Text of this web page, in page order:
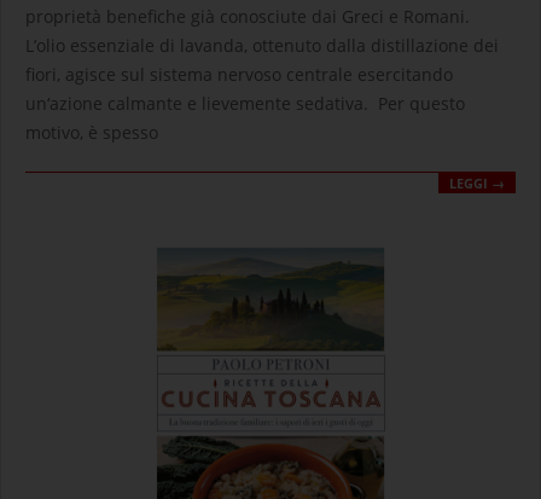
proprietà benefiche già conosciute dai Greci e Romani.
L’olio essenziale di lavanda, ottenuto dalla distillazione dei
fiori, agisce sul sistema nervoso centrale esercitando
un‘azione calmante e lievemente sedativa. Per questo
motivo, è spesso
LEGGI →